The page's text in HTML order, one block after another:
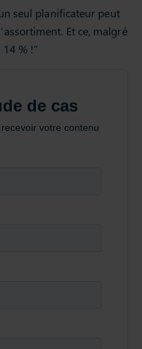
seul planificateur peut
Et ce, malgré
% !”